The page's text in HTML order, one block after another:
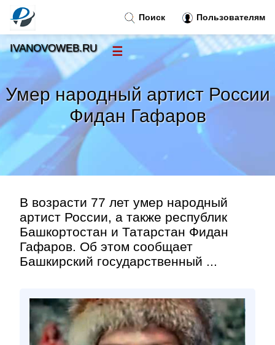
Умер народный артист России
Фидан Гафаров
В возрасти 77 лет умер народный
артист России, а также республик
Башкортостан и Татарстан Фидан
Гафаров. Об этом сообщает
Башкирский государственный ...
Поиск Пользователям
IVANOVOWEB.RU ☰
Новости
Тренды новостей»
Рубрики»
Правила»
Контакт»